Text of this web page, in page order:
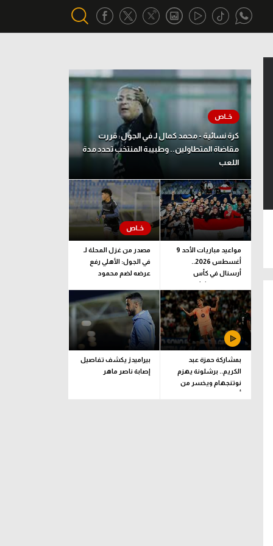
أقسام خاصة
Gamers
تحقيق في الجول
تحليل في الجول
حكايات في الجول
كويز في الجول
فيديو في الجول
كرة نسائية - محمد كمال لـ في الجول: قررت
مقاضاة المتطاولين.. وطبيبة المنتخب تحدد مدة
اللعب
مواعيد مباريات الأحد 9
أغسطس 2026..
أرسنال في كأس
الإمارات وناشئات اليد
للبرونزية
مصدر من غزل المحلة لـ
في الجول: الأهلي رفع
عرضه لضم محمود
بمشاركة حمزة عبد
الكريم.. برشلونة يهزم
نوتنجهام ويخسر من
أودينيزي وديا
بيراميدز يكشف تفاصيل
إصابة ناصر ماهر